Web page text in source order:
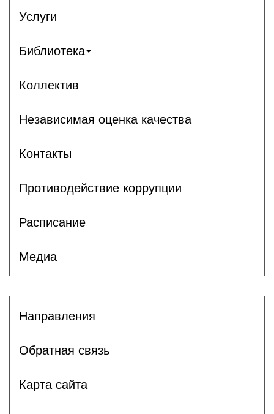
Услуги
Библиотека
Коллектив
Независимая оценка качества
Контакты
Противодействие коррупции
Расписание
Медиа
Направления
Обратная связь
Карта сайта